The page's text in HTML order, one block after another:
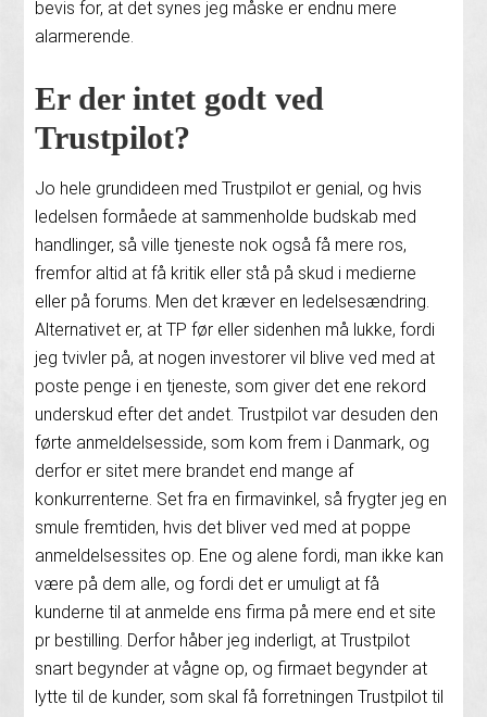
bevis for, at det synes jeg måske er endnu mere
alarmerende.
Er der intet godt ved
Trustpilot?
Jo hele grundideen med Trustpilot er genial, og hvis
ledelsen formåede at sammenholde budskab med
handlinger, så ville tjeneste nok også få mere ros,
fremfor altid at få kritik eller stå på skud i medierne
eller på forums. Men det kræver en ledelsesændring.
Alternativet er, at TP før eller sidenhen må lukke, fordi
jeg tvivler på, at nogen investorer vil blive ved med at
poste penge i en tjeneste, som giver det ene rekord
underskud efter det andet. Trustpilot var desuden den
førte anmeldelsesside, som kom frem i Danmark, og
derfor er sitet mere brandet end mange af
konkurrenterne. Set fra en firmavinkel, så frygter jeg en
smule fremtiden, hvis det bliver ved med at poppe
anmeldelsessites op. Ene og alene fordi, man ikke kan
være på dem alle, og fordi det er umuligt at få
kunderne til at anmelde ens firma på mere end et site
pr bestilling. Derfor håber jeg inderligt, at Trustpilot
snart begynder at vågne op, og firmaet begynder at
lytte til de kunder, som skal få forretningen Trustpilot til